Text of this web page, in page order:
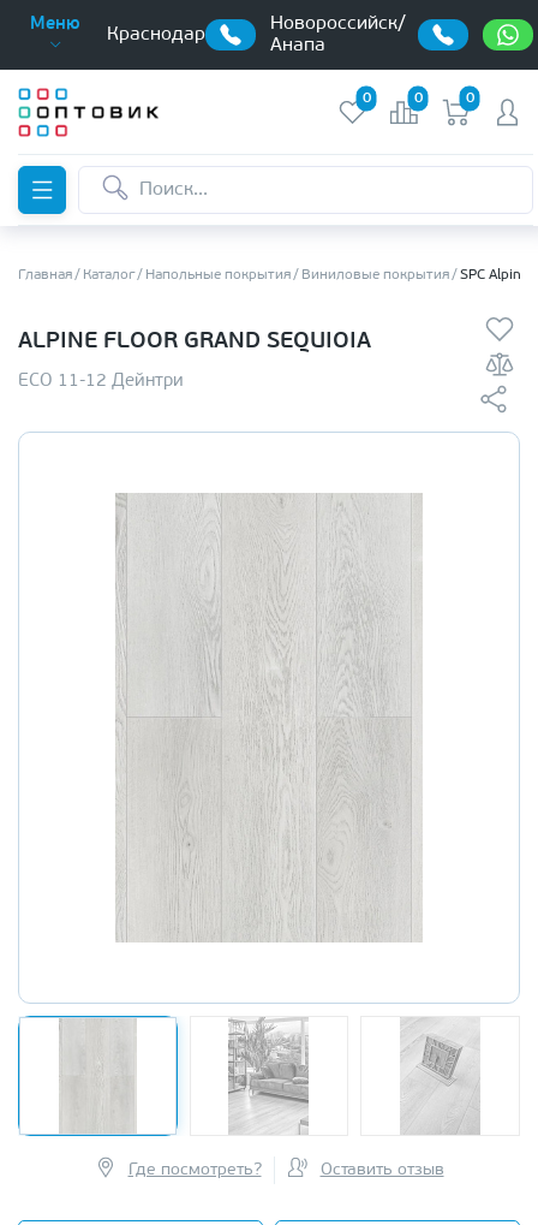
Меню
Краснодар
Новороссийск/
Анапа
0 0 0
Главная Каталог Напольные покрытия Виниловые покрытия SPC Alpine
ALPINE FLOOR GRAND SEQUIOIA
ЕСО 11-12 Дейнтри
Где посмотреть? Оставить отзыв